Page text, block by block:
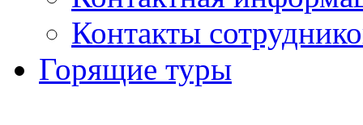
Контакты
Горящие туры